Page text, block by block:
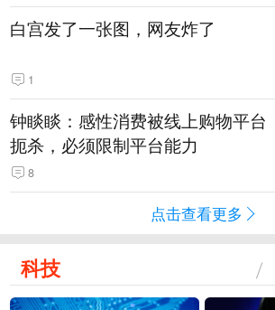
白宫发了一张图，网友炸了
1
钟睒睒：感性消费被线上购物平台
扼杀，必须限制平台能力
8
点击查看更多
科技